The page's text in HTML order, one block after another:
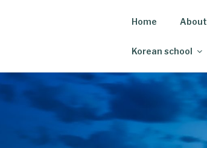
Home About
Korean school